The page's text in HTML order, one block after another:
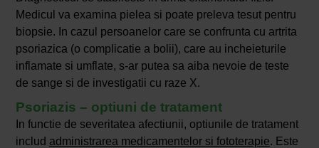
Medicul va examina pielea si poate preleva tesut pentru
biopsie. In cazul persoanelor care se confrunta cu artrita
psoriazica (o complicatie a bolii), care au incheieturile
inflamate si umflate, s-ar putea sa aiba nevoie de teste
de sange si de investigatii cu raze X.
Psoriazis – optiuni de tratament
In functie de severitatea afectiunii, optiunile de tratament
includ administrarea medicamentelor si fototerapie. Este